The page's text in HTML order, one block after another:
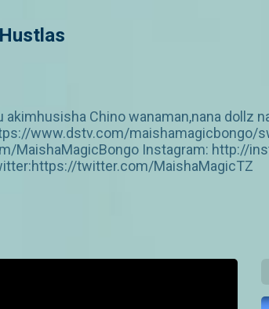
Chino wanaman,nana dollz
www.dstv.com/maishamagicbongo/
MaishaMagicBongo Instagram: http://
twitter.com/MaishaMagicTZ